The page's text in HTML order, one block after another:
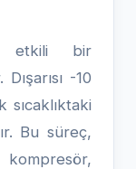
etkili bir
-10
Bu süreç,